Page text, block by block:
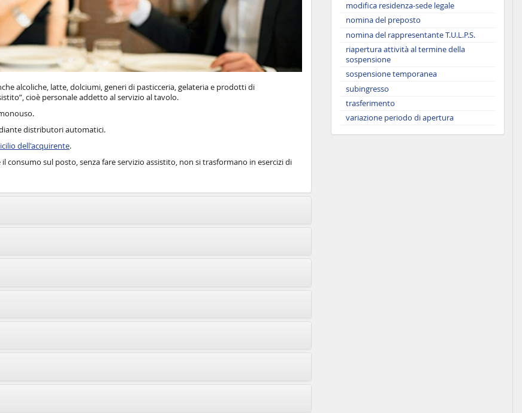
alcoliche, latte, dolciumi, generi di pasticceria, gelateria e prodotti di
cioè personale addetto al servizio al tavolo.
distributori automatici.
dell'acquirente.
sul posto, senza fare servizio assistito, non si trasformano in esercizi di
modifica residenza-sede legale
nomina del preposto
nomina del rappresentante T.U.L.P.S.
riapertura attività al termine della
sospensione
sospensione temporanea
subingresso
trasferimento
variazione periodo di apertura